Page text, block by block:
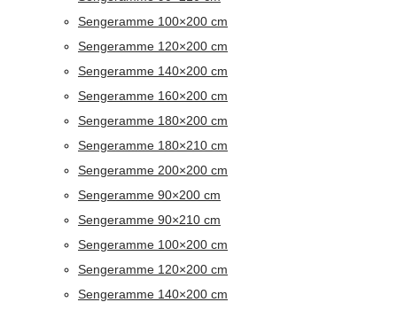
Sengeramme 100×200 cm
Sengeramme 120×200 cm
Sengeramme 140×200 cm
Sengeramme 160×200 cm
Sengeramme 180×200 cm
Sengeramme 180×210 cm
Sengeramme 200×200 cm
Sengeramme 90×200 cm
Sengeramme 90×210 cm
Sengeramme 100×200 cm
Sengeramme 120×200 cm
Sengeramme 140×200 cm